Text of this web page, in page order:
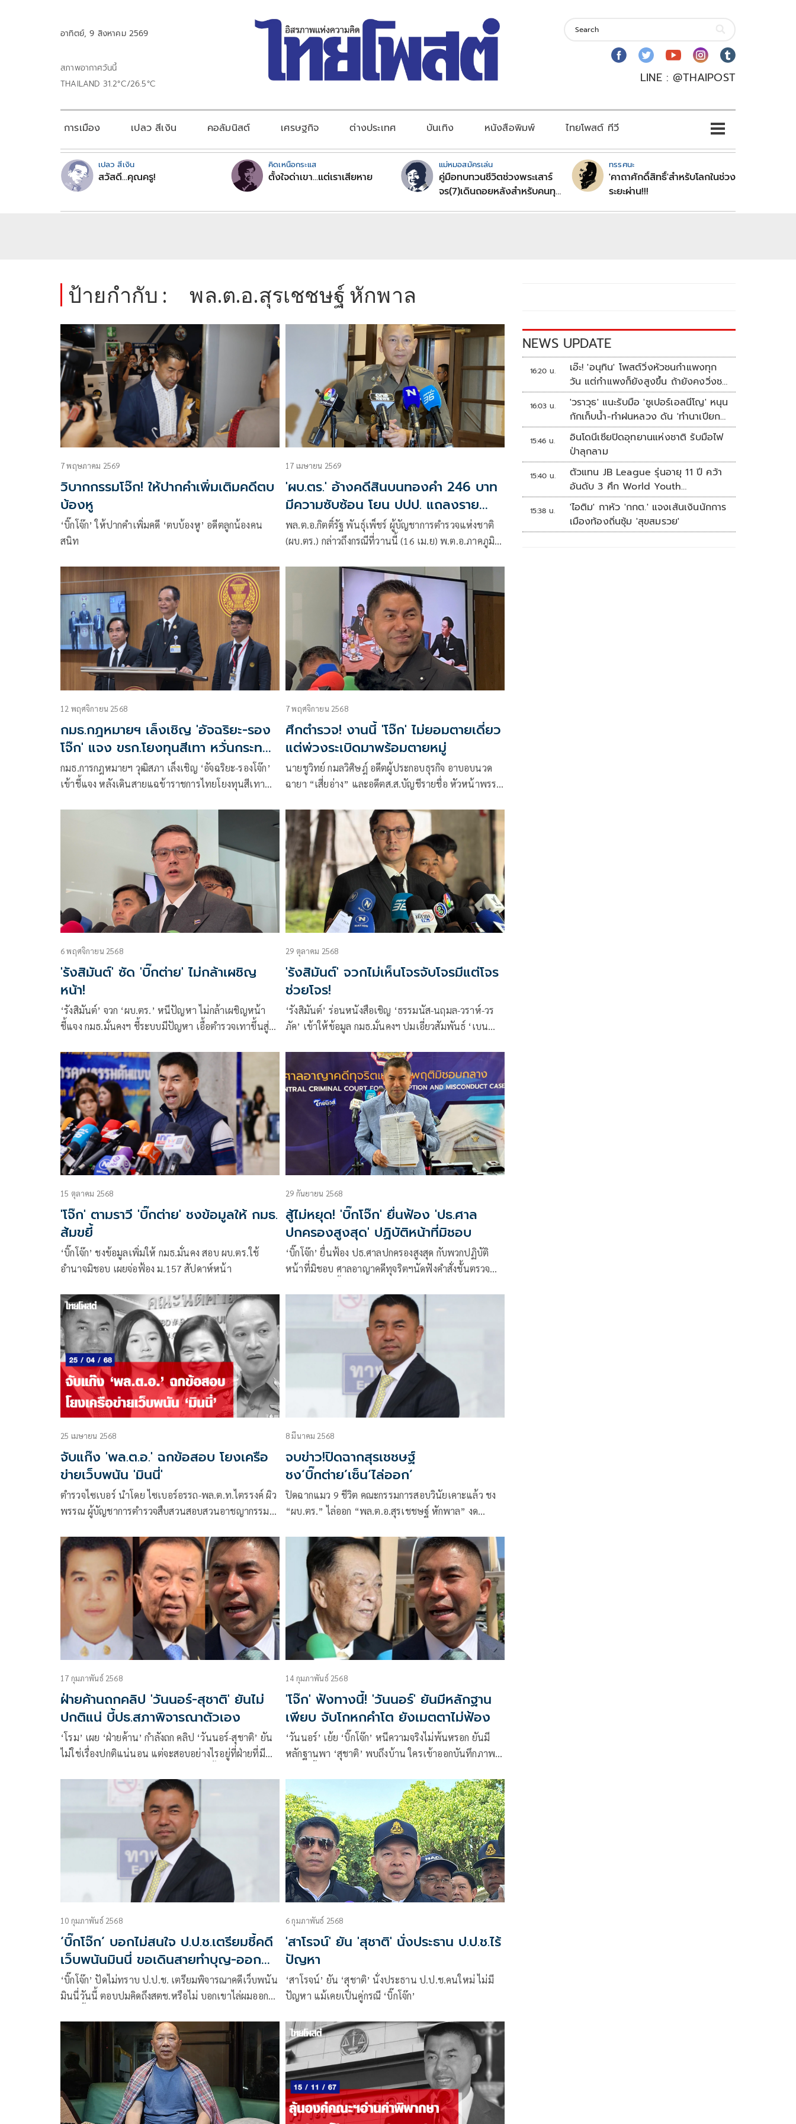
อาทิตย์, 9 สิงหาคม 2569
สภาพอากาศวันนี้
THAILAND 31.2°C/26.5°C
LINE : @THAIPOST
การเมือง เปลว สีเงิน คอลัมนิสต์ เศรษฐกิจ ต่างประเทศ บันเทิง หนังสือพิมพ์ ไทยโพสต์ ทีวี
เปลว สีเงิน
สวัสดี...คุณครู!
คิดเหนือกระแส
ตั้งใจด่าเขา...แต่เราเสียหาย
แม่หมอสมัครเล่น
คู่มือทบทวนชีวิตช่วงพระเสาร์
จร(7)เดินถอยหลังสำหรับคนทุก
ทรรศนะ
'คาถาศักดิ์สิทธิ์'สำหรับโลกในช่วง
ระยะผ่าน!!!
ป้ายกำกับ : พล.ต.อ.สุรเชชษฐ์ หักพาล
7 พฤษภาคม 2569
วิบากกรรมโจ๊ก! ให้ปากคำเพิ่มเติมคดีตบ
บ้องหู
‘บิ๊กโจ๊ก’ ให้ปากคำเพิ่มคดี ‘ตบบ้องหู’ อดีตลูกน้องคน
สนิท
17 เมษายน 2569
'ผบ.ตร.' อ้างคดีสินบนทองคำ 246 บาท
มีความซับซ้อน โยน ปปป. แถลงราย
ละเอียด
พล.ต.อ.กิตติ์รัฐ พันธุ์เพ็ชร์ ผู้บัญชาการตำรวจแห่งชาติ
(ผบ.ตร.) กล่าวถึงกรณีที่วานนี้ (16 เม.ย) พ.ต.อ.ภาคภูมิ
ตำรวจภูธรภาค 4 ลูกน้องคนสนิทของ พล.ต.อ.สุรเชชษฐ์
หักพาล หรือ “บิ๊กโจ๊ก”
12 พฤศจิกายน 2568
กมธ.กฎหมายฯ เล็งเชิญ 'อัจฉริยะ-รอง
โจ๊ก' แจง ขรก.โยงทุนสีเทา หวั่นกระทบ
กระบวนการยุติธรรม
กมธ.การกฎหมายฯ วุฒิสภา เล็งเชิญ ‘อัจฉริยะ-รองโจ๊ก’
เข้าชี้แจง หลังเดินสายแฉข้าราชการไทยโยงทุนสีเทา
7 พฤศจิกายน 2568
ศึกตำรวจ! งานนี้ 'โจ๊ก' ไม่ยอมตายเดี่ยว
แต่พ่วงระเบิดมาพร้อมตายหมู่
นายชูวิทย์ กมลวิศิษฎ์ อดีตผู้ประกอบธุรกิจ อาบอบนวด
ฉายา “เสี่ยอ่าง” และอดีตส.ส.บัญชีรายชื่อ หัวหน้าพรรค
ตำรวจ มีเนื้อหาดังนี้ ดูจะเป็นหนังเรื่องยาวของวงการ
ตำรวจ เมื่อ “บิ๊กโจ๊ก” ออกโรงทิ้งระเบิดครบเครื่องทั้ง
ข้อมูล และลีลาลากไส้วงใน
6 พฤศจิกายน 2568
'รังสิมันต์' ซัด 'บิ๊กต่าย' ไม่กล้าเผชิญ
หน้า!
‘รังสิมันต์’ จวก ‘ผบ.ตร.’ หนีปัญหา ไม่กล้าเผชิญหน้า
ชี้แจง กมธ.มั่นคงฯ ชี้ระบบมีปัญหา เอื้อตำรวจเทาขึ้นสู่
29 ตุลาคม 2568
'รังสิมันต์' จวกไม่เห็นโจรจับโจรมีแต่โจร
ช่วยโจร!
‘รังสิมันต์’ ร่อนหนังสือเชิญ ‘ธรรมนัส-นฤมล-วราห์-วร
ภัค’ เข้าให้ข้อมูล กมธ.มั่นคงฯ ปมเอี่ยวสัมพันธ์ ‘เบน
ยกฯ ไม่รู้ จวกไม่เห็นโจรจับโจร มีแต่โจรช่วยโจร
15 ตุลาคม 2568
'โจ๊ก' ตามราวี 'บิ๊กต่าย' ชงข้อมูลให้ กมธ.
ส้มขยี้
‘บิ๊กโจ๊ก’ ชงข้อมูลเพิ่มให้ กมธ.มั่นคง สอบ ผบ.ตร.ใช้
อำนาจมิชอบ เผยจ่อฟ้อง ม.157 สัปดาห์หน้า
29 กันยายน 2568
สู้ไม่หยุด! 'บิ๊กโจ๊ก' ยื่นฟ้อง 'ปธ.ศาล
ปกครองสูงสุด' ปฏิบัติหน้าที่มิชอบ
‘บิ๊กโจ๊ก’ ยื่นฟ้อง ปธ.ศาลปกครองสูงสุด กับพวกปฏิบัติ
หน้าที่มิชอบ ศาลอาญาคดีทุจริตฯนัดฟังคำสั่งชั้นตรวจ
25 เมษายน 2568
จับแก๊ง 'พล.ต.อ.' ฉกข้อสอบ โยงเครือ
ข่ายเว็บพนัน 'มินนี่'
ตำรวจไซเบอร์ นำโดย ไซเบอร์อรรถ-พล.ต.ท.ไตรรงค์ ผิว
พรรณ ผู้บัญชาการตำรวจสืบสวนสอบสวนอาชญากรรม
รัฐบาล น.ส.แพรทองธาร ชินวัตร นายกฯ ในการปราบ
ปรามอาชญากรรมออนไลน์อย่างเข้มข้นทุกรูปแบบจน
เป็นที่น่าพอใจ
8 มีนาคม 2568
จบข่าว!ปิดฉากสุรเชชษฐ์
ชง‘บิ๊กต่าย’เซ็น‘ไล่ออก’
ปิดฉากแมว 9 ชีวิต คณะกรรมการสอบวินัยเคาะแล้ว ชง
“ผบ.ตร.” ไล่ออก “พล.ต.อ.สุรเชชษฐ์ หักพาล” งด
17 กุมภาพันธ์ 2568
ฝ่ายค้านถกคลิป 'วันนอร์-สุชาติ' ยันไม่
ปกติแน่ บี้ปธ.สภาพิจารณาตัวเอง
‘โรม’ เผย ‘ฝ่ายค้าน’ กำลังถก คลิป ‘วันนอร์-สุชาติ’ ยัน
ไม่ใช่เรื่องปกติแน่นอน แต่จะสอบอย่างไรอยู่ที่ฝ่ายที่มี
14 กุมภาพันธ์ 2568
'โจ๊ก' ฟังทางนี้! 'วันนอร์' ยันมีหลักฐาน
เพียบ จับโกหกคำโต ยังเมตตาไม่ฟ้อง
‘วันนอร์’ เย้ย ‘บิ๊กโจ๊ก’ หนีความจริงไม่พ้นหรอก ยันมี
หลักฐานพา ‘สุชาติ’ พบถึงบ้าน ใครเข้าออกบันทึกภาพ
10 กุมภาพันธ์ 2568
‘บิ๊กโจ๊ก’ บอกไม่สนใจ ป.ป.ช.เตรียมชี้คดี
เว็บพนันมินนี่ ขอเดินสายทำบุญ-ออก
กำลังกาย
‘บิ๊กโจ๊ก’ ปัดไม่ทราบ ป.ป.ช. เตรียมพิจารณาคดีเว็บพนัน
มินนี่วันนี้ ตอบปมคิดถึงสตช.หรือไม่ บอกเขาไล่ผมออกมา
6 กุมภาพันธ์ 2568
'สาโรจน์' ยัน 'สุชาติ' นั่งประธาน ป.ป.ช.ไร้
ปัญหา
‘สาโรจน์’ ยัน ‘สุชาติ’ นั่งประธาน ป.ป.ช.คนใหม่ ไม่มี
ปัญหา แม้เคยเป็นคู่กรณี ‘บิ๊กโจ๊ก’
NEWS UPDATE
16:20 น.
เอ๊ะ! 'อนุทิน' โพสต์วิ่งหัวชนกำแพงทุก
วัน แต่กำแพงก็ยังสูงขึ้น ถ้ายังคงวิ่งชน
อยู่มันก็เจ็บหัวอีก
16:03 น.
'วราวุธ' แนะรับมือ 'ซูเปอร์เอลนีโญ' หนุน
กักเก็บน้ำ-ทำฝนหลวง ดัน 'ทำนาเปียก
สลับแห้ง'
15:46 น.
อินโดนีเซียปิดอุทยานแห่งชาติ รับมือไฟ
ป่าลุกลาม
15:40 น.
ตัวแทน JB League รุ่นอายุ 11 ปี คว้า
อันดับ 3 ศึก World Youth
Championship 2026 ที่สิงคโปร์
15:38 น.
'ไอติม' กาหัว 'กกต.' แจงเส้นเงินนักการ
เมืองท้องถิ่นซุ้ม 'สุขสมรวย'